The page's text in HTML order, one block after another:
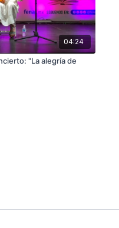
04:24
"La alegría de